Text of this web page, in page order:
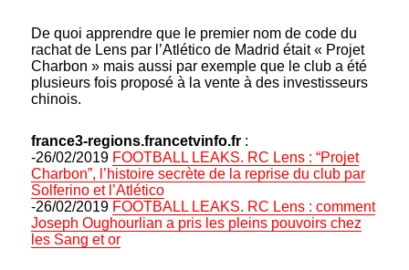
De quoi apprendre que le premier nom de code du
rachat de Lens par l’Atlético de Madrid était « Projet
Charbon » mais aussi par exemple que le club a été
plusieurs fois proposé à la vente à des investisseurs
chinois.
france3-regions.francetvinfo.fr :
-26/02/2019 FOOTBALL LEAKS. RC Lens : “Projet
Charbon”, l’histoire secrète de la reprise du club par
Solferino et l’Atlético
-26/02/2019 FOOTBALL LEAKS. RC Lens : comment
Joseph Oughourlian a pris les pleins pouvoirs chez
les Sang et or